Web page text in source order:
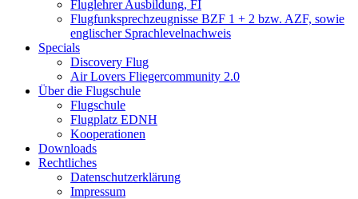
Fluglehrer Ausbildung, FI
Flugfunksprechzeugnisse BZF 1 + 2 bzw. AZF, sowie
englischer Sprachlevelnachweis
Specials
Discovery Flug
Air Lovers Fliegercommunity 2.0
Über die Flugschule
Flugschule
Flugplatz EDNH
Kooperationen
Downloads
Rechtliches
Datenschutzerklärung
Impressum